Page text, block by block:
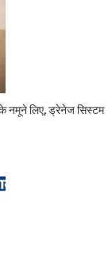
नमूने लिए, ड्रेनेज सिस्टम